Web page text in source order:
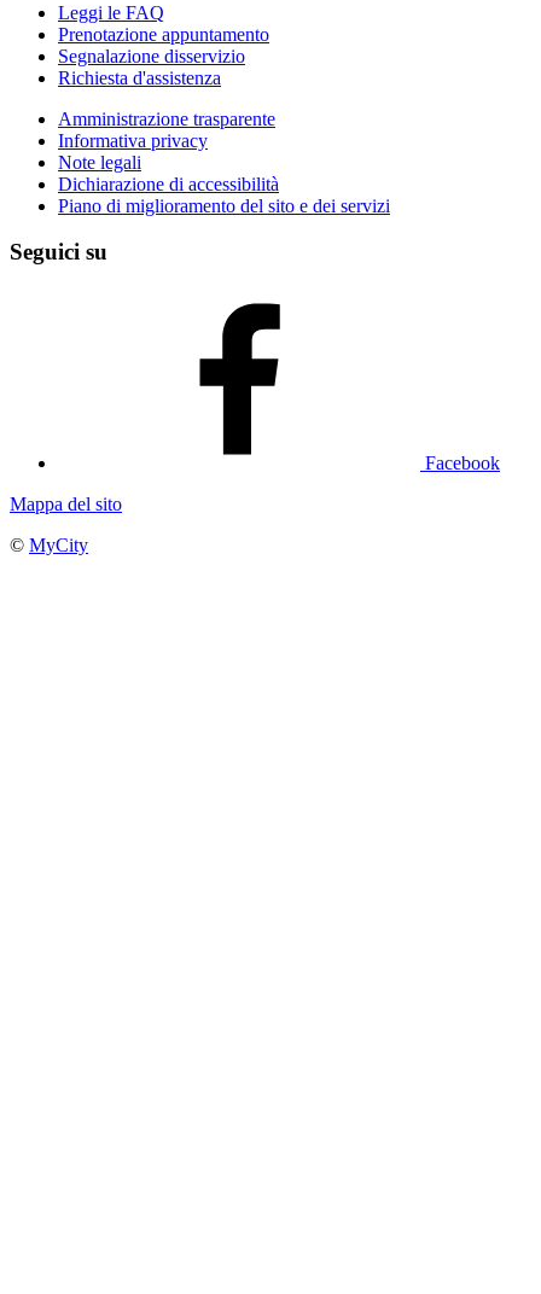
Leggi le FAQ
Prenotazione appuntamento
Segnalazione disservizio
Richiesta d'assistenza
Amministrazione trasparente
Informativa privacy
Note legali
Dichiarazione di accessibilità
Piano di miglioramento del sito e dei servizi
Seguici su
Facebook
Mappa del sito
© MyCity